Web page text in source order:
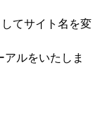
てサイト名を変
ルをいたしま